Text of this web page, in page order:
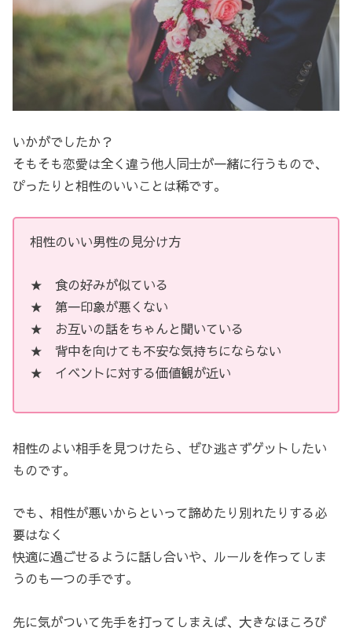
いかがでしたか？
そもそも恋愛は全く違う他人同士が一緒に行うもので、
ぴったりと相性のいいことは稀です。
相性のいい男性の見分け方
★ 食の好みが似ている
★ 第一印象が悪くない
★ お互いの話をちゃんと聞いている
★ 背中を向けても不安な気持ちにならない
★ イベントに対する価値観が近い
相性のよい相手を見つけたら、ぜひ逃さずゲットしたい
ものです。
でも、相性が悪いからといって諦めたり別れたりする必
要はなく
快適に過ごせるように話し合いや、ルールを作ってしま
うのも一つの手です。
先に気がついて先手を打ってしまえば、大きなほころび